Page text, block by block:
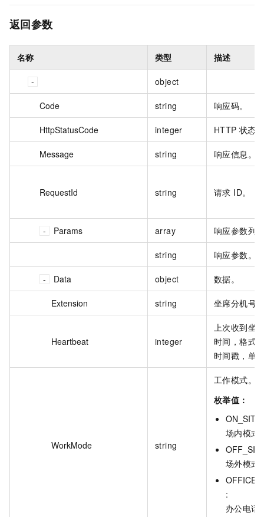
返回参数
名称 类型 描述
object
Code string 响应码。
HttpStatusCode integer HTTP 状态
Message string 响应信息。
RequestId string 请求 ID。
Params array 响应参数列
string 响应参数。
Data object 数据。
Extension string 坐席分机号
Heartbeat integer
上次收到坐
时间，格式
时间戳，单
WorkMode string
工作模式。
枚举值：
ON_SITE
场内模式
场外模式
:
办公电话